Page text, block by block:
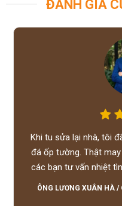
ĐÁNH GIÁ
Khi tu sửa lại nhà, tôi
đá ốp tường. Thật
các bạn tư vấn nhiệt
lượng tốt, giá
ÔNG LƯƠNG XUÂN HÀ /